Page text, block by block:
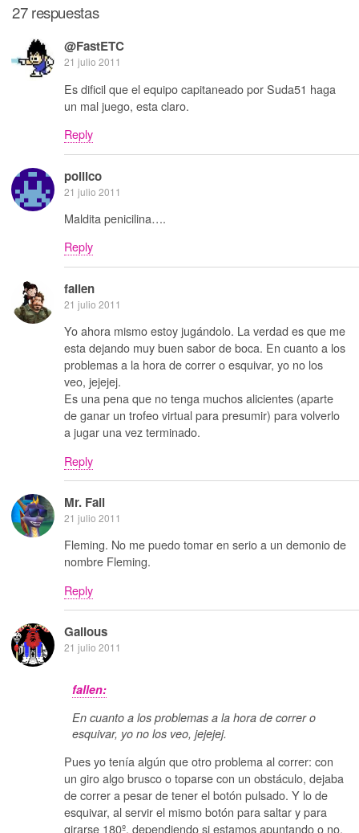
27 respuestas
@FastETC
21 julio 2011
Es dificil que el equipo capitaneado por Suda51 haga
un mal juego, esta claro.
Reply
pollico
21 julio 2011
Maldita penicilina….
Reply
fallen
21 julio 2011
Yo ahora mismo estoy jugándolo. La verdad es que me
esta dejando muy buen sabor de boca. En cuanto a los
problemas a la hora de correr o esquivar, yo no los
veo, jejejej.
Es una pena que no tenga muchos alicientes (aparte
de ganar un trofeo virtual para presumir) para volverlo
a jugar una vez terminado.
Reply
Mr. Fail
21 julio 2011
Fleming. No me puedo tomar en serio a un demonio de
nombre Fleming.
Reply
Galious
21 julio 2011
fallen:
En cuanto a los problemas a la hora de correr o
esquivar, yo no los veo, jejejej.
Pues yo tenía algún que otro problema al correr: con
un giro algo brusco o toparse con un obstáculo, dejaba
de correr a pesar de tener el botón pulsado. Y lo de
esquivar, al servir el mismo botón para saltar y para
girarse 180º, dependiendo si estamos apuntando o no,